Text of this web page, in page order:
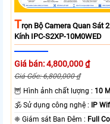
TRọn Bộ Camera Quan Sát
Kính IPC-S2XP-10M0WED
Giá bán: 4,800,000 ₫
Giá Gốc: 6,800,000 ₫
🦉 Hình ảnh chất lượng : 10
🕉️ Sử dụng công nghệ : IP
❈ Giám sát Ban Đêm : Full